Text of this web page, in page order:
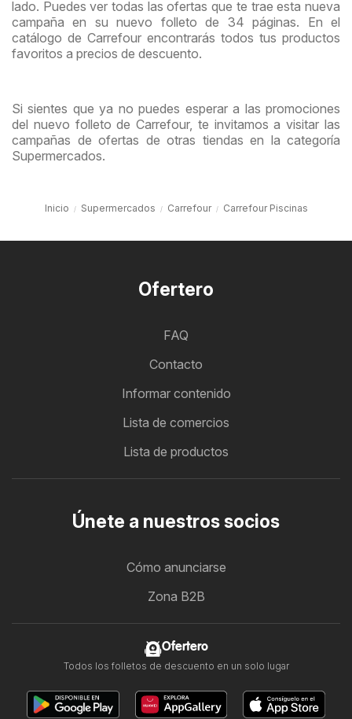
lado. Puedes ver todas las ofertas que te trae esta nueva
campaña en su nuevo folleto de 34 páginas. En el
catálogo de Carrefour encontrarás todos tus productos
favoritos a precios de descuento.
Si sientes que ya no puedes esperar a las promociones
del nuevo folleto de Carrefour, te invitamos a visitar las
campañas de ofertas de otras tiendas en la categoría
Supermercados.
Inicio Supermercados Carrefour Carrefour Piscinas
Ofertero
FAQ
Contacto
Informar contenido
Lista de comercios
Lista de productos
Únete a nuestros socios
Cómo anunciarse
Zona B2B
Ofertero
Todos los folletos de descuento en un solo lugar